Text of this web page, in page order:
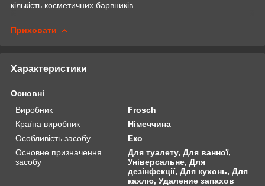
кількість косметичних барвників.
Приховати
Характеристики
Основні
Виробник
Frosch
Країна виробник
Німеччина
Особливість засобу
Еко
Основне призначення
засобу
Для туалету, Для ванної,
Універсальне, Для
дезінфекції, Для кухонь, Для
кахлю, Удаление запахов